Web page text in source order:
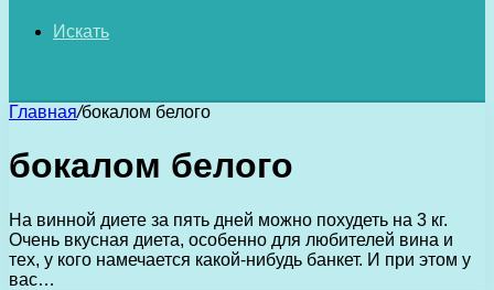
Искать
Главная/бокалом белого
бокалом белого
На винной диете за пять дней можно похудеть на 3 кг.
Очень вкусная диета, особенно для любителей вина и
тех, у кого намечается какой-нибудь банкет. И при этом у
вас…